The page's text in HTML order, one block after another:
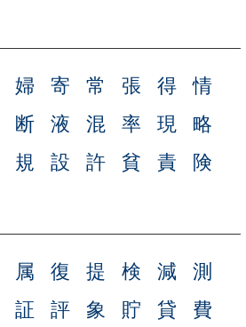
婦 寄 常 張 得
情
断 液 混 率 現
略
規 設 許 貧 責 険
属 復 提 検 減
測
証 評 象 貯 貸
費